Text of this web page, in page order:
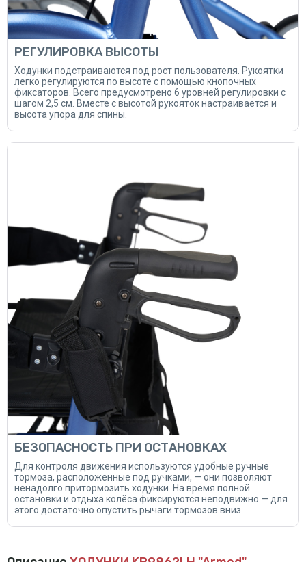
РЕГУЛИРОВКА ВЫСОТЫ
Ходунки подстраиваются под рост пользователя. Рукоятки
легко регулируются по высоте с помощью кнопочных
фиксаторов. Всего предусмотрено 6 уровней регулировки с
шагом 2,5 см. Вместе с высотой рукояток настраивается и
высота упора для спины.
БЕЗОПАСНОСТЬ ПРИ ОСТАНОВКАХ
Для контроля движения используются удобные ручные
тормоза, расположенные под ручками, — они позволяют
ненадолго притормозить ходунки. На время полной
остановки и отдыха колёса фиксируются неподвижно — для
этого достаточно опустить рычаги тормозов вниз.